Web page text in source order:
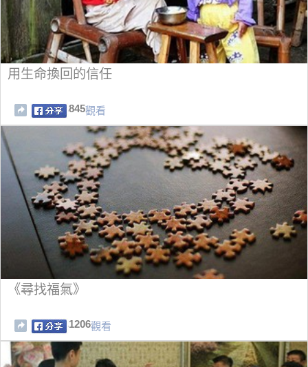
用生命換回的信任
845觀看
《尋找福氣》
1206觀看